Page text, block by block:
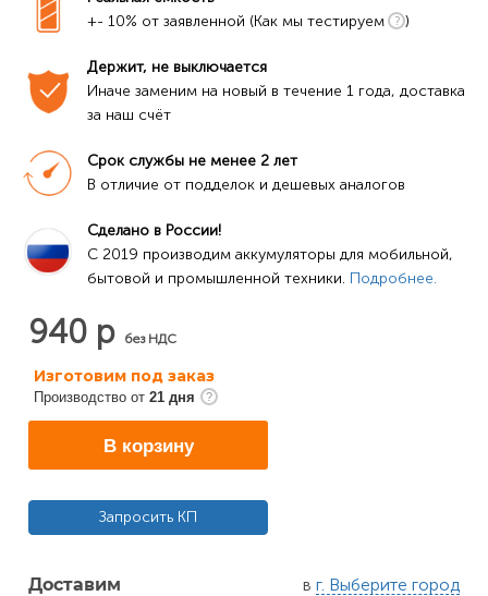
+- 10% от заявленной (Как мы тестируем
)
Держит, не выключается
Иначе заменим на новый в течение 1 года, доставка
за наш счёт
Срок службы не менее 2 лет
В отличие от подделок и дешевых аналогов
Сделано в России!
C 2019 производим аккумуляторы для мобильной,
бытовой и промышленной техники. Подробнее.
940 р без НДС
Изготовим под заказ
Производство от 21 дня
В корзину
Запросить КП
Доставим в г. Выберите город